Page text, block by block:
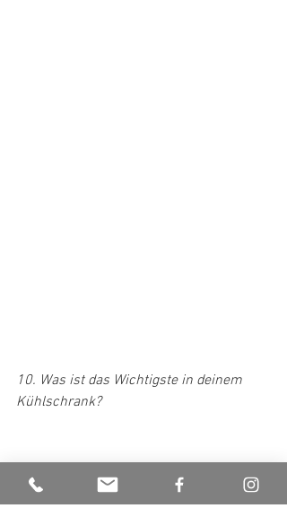
10. Was ist das Wichtigste in deinem
Kühlschrank?